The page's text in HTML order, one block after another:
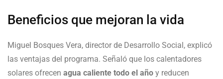
Beneficios que mejoran la vida
Miguel Bosques Vera, director de Desarrollo Social, explicó
las ventajas del programa. Señaló que los calentadores
solares ofrecen agua caliente todo el año y reducen